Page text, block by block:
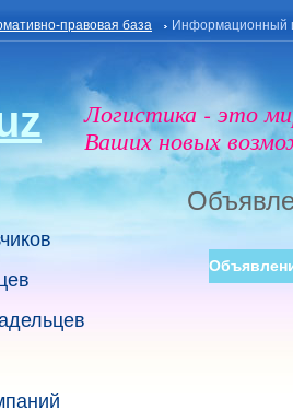
правовая база Информационный
Логистика - это
Ваших новых